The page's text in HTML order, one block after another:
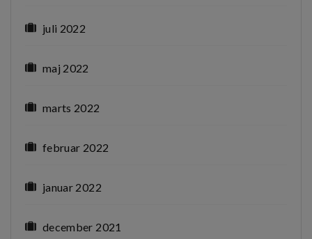
juli 2022
maj 2022
marts 2022
februar 2022
januar 2022
december 2021